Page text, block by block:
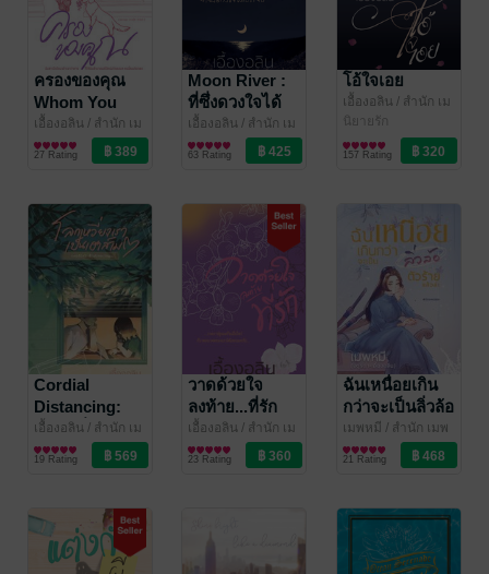
ครองของคุณ
Whom You
Belong To
เอื้องอลิน / สำนัก เม
พหมี พิมพ์
นิยายโรมานซ์
27 Rating
Moon River :
ที่ซึ่งดวงใจได้
บรรจบ
เอื้องอลิน / สำนัก เม
พหมี พิมพ์
นิยายรัก
63 Rating
โอ้ใจเอย
เอื้องอลิน / สำนัก เม
พหมี พิมพ์
นิยายรัก
157 Rating
Cordial
Distancing:
โลกเหวี่ยงเรา
เป็นเฮาส์เมต
เอื้องอลิน / สำนัก เม
พหมี พิมพ์
นิยายรัก
19 Rating
วาดด้วยใจ
ลงท้าย...ที่รัก
เอื้องอลิน / สำนัก เม
พหมี พิมพ์
นิยายรัก
23 Rating
ฉันเหนื่อยเกิน
กว่าจะเป็นลิ่วล้อ
ตัวร้ายแล้วล่ะ
#น้องเหน่ยละ
เมพหมี / สำนัก เมพ
หมี พิมพ์
นิยายแฟนตาซี
21 Rating